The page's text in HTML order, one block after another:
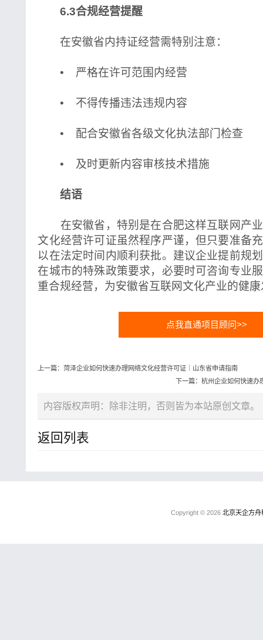
6.3合规经营提醒
在安徽省内持证经营需特别注意：
• 严格在许可范围内经营
• 不得传播违法违规内容
• 配合安徽省各级文化执法部门检查
• 及时更新内容审核技术措施
结语
在安徽省，特别是在合肥这样互联网产业
文化经营许可证虽然程序严谨，但只要准备
以在法定时间内顺利获批。建议企业提前规
在城市的特殊政策要求，必要时可咨询专业
重合规经营，为安徽省互联网文化产业的健
点我直通项目顾问>>
上一篇：菏泽企业如何快速办理网络文化经营许可证｜山东省申请指南
下一篇：杭州企业如何快速办
内容版权声明：除非注明，否则皆为本站原创文章。
返回列表
Copyright © 2026 北京天企方舟